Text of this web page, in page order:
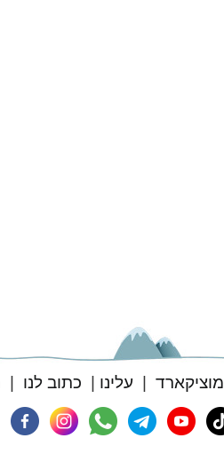
מוציקארד עלינו כתוב לנו